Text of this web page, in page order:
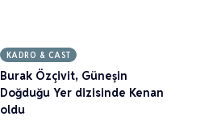
KADRO & CAST
Burak Özçivit, Güneşin
Doğduğu Yer dizisinde Kenan
oldu